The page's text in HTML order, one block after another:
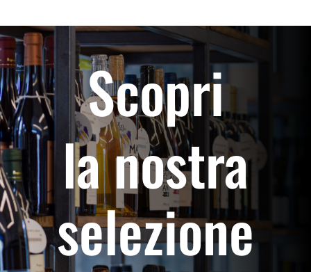
Scopri
la nostra
selezione